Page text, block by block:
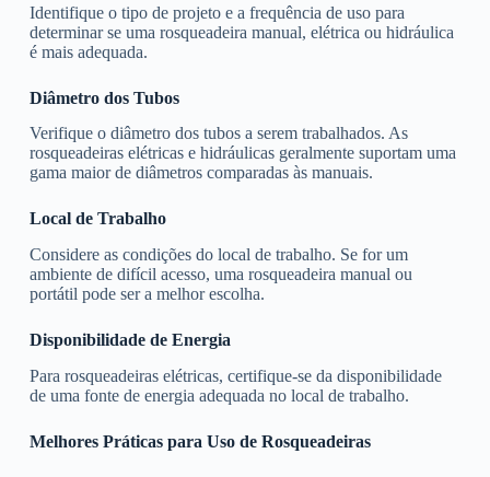
Identifique o tipo de projeto e a frequência de uso para
determinar se uma rosqueadeira manual, elétrica ou hidráulica
é mais adequada.
Diâmetro dos Tubos
Verifique o diâmetro dos tubos a serem trabalhados. As
rosqueadeiras elétricas e hidráulicas geralmente suportam uma
gama maior de diâmetros comparadas às manuais.
Local de Trabalho
Considere as condições do local de trabalho. Se for um
ambiente de difícil acesso, uma rosqueadeira manual ou
portátil pode ser a melhor escolha.
Disponibilidade de Energia
Para rosqueadeiras elétricas, certifique-se da disponibilidade
de uma fonte de energia adequada no local de trabalho.
Melhores Práticas para Uso de Rosqueadeiras